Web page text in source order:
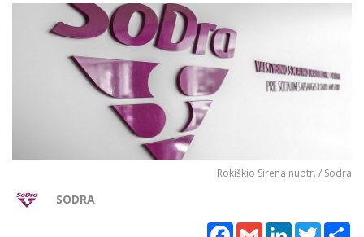
Rokiškio Sirena nuotr. / Sodra
SODRA
Facebook
Gmail LinkedInTwitter